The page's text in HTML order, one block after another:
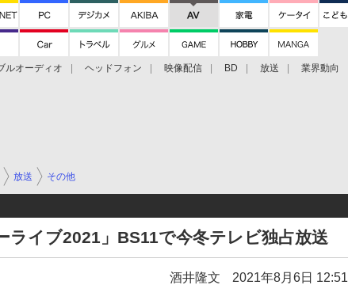
ルオーディオ ヘッドフォン 映像配信 BD 放送 業界動向
放送 その他
ライブ2021」BS11で今冬テレビ独占放送
酒井隆文 2021年8月6日 12:51